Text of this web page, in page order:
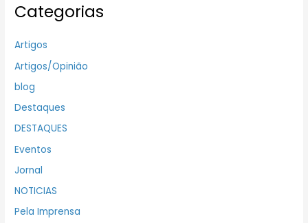
Categorias
Artigos
Artigos/Opinião
blog
Destaques
DESTAQUES
Eventos
Jornal
NOTICIAS
Pela Imprensa